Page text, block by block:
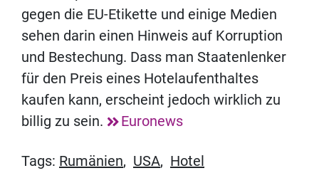
gegen die EU-Etikette und einige Medien
sehen darin einen Hinweis auf Korruption
und Bestechung. Dass man Staatenlenker
für den Preis eines Hotelaufenthaltes
kaufen kann, erscheint jedoch wirklich zu
billig zu sein.
Euronews
Tags: Rumänien, USA, Hotel